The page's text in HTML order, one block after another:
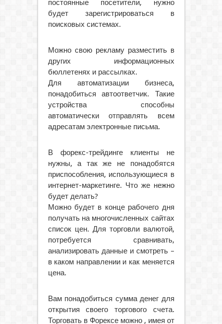
постоянные посетители, нужно
будет зарегистрироваться в
поисковых системах.
Можно свою рекламу разместить в
других информационных
бюллетенях и рассылках.
Для автоматизации бизнеса,
понадобиться автоответчик. Такие
устройства способны
автоматически отправлять всем
адресатам электронные письма.
В форекс-трейдинге клиенты не
нужны, а так же не понадобятся
приспособления, использующиеся в
интернет-маркетинге. Что же нежно
будет делать?
Можно будет в конце рабочего дня
получать на многочисленных сайтах
список цен. Для торговли валютой,
потребуется сравнивать,
анализировать данные и смотреть –
в каком направлении и как меняется
цена.
Вам понадобиться сумма денег для
открытия своего торгового счета.
Торговать в Форексе можно , имея от